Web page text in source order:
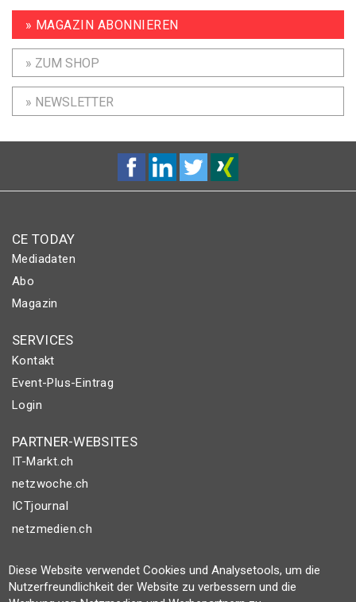
» MAGAZIN ABONNIEREN
» ZUM SHOP
» NEWSLETTER
CE TODAY
Mediadaten
Abo
Magazin
SERVICES
Kontakt
Event-Plus-Eintrag
Login
PARTNER-WEBSITES
IT-Markt.ch
netzwoche.ch
ICTjournal
netzmedien.ch
© NETZMEDIEN AG 2026
Impressum
Diese Website verwendet Cookies und Analysetools, um die
Nutzerfreundlichkeit der Website zu verbessern und die